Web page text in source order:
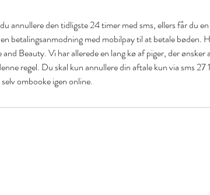
annullere den tidligste 24 timer med sms, ellers får du
betalingsanmodning med mobilpay til at betale bøden.
Beauty. Vi har allerede en lang kø af piger, der ønsker
regel. Du skal kun annullere din aftale kun via sms 27
ombooke igen online.